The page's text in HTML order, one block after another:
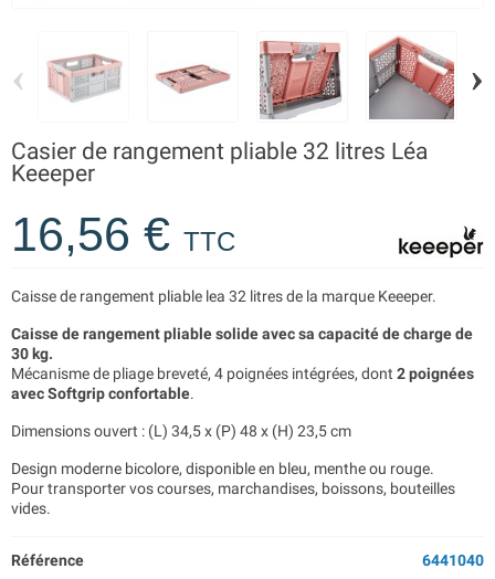
‹ ›
Casier de rangement pliable 32 litres Léa
Keeeper
16,56 € TTC
Caisse de rangement pliable lea 32 litres de la marque Keeeper.
Caisse de rangement pliable solide avec sa capacité de charge de
30 kg.
Mécanisme de pliage breveté, 4 poignées intégrées, dont 2 poignées
avec Softgrip confortable.
Dimensions ouvert : (L) 34,5 x (P) 48 x (H) 23,5 cm
Design moderne bicolore, disponible en bleu, menthe ou rouge.
Pour transporter vos courses, marchandises, boissons, bouteilles
vides.
Référence 6441040